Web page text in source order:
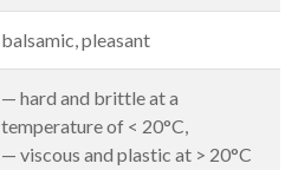
balsamic, pleasant
— hard and brittle at a
temperature of < 20°C,
— viscous and plastic at > 20°C